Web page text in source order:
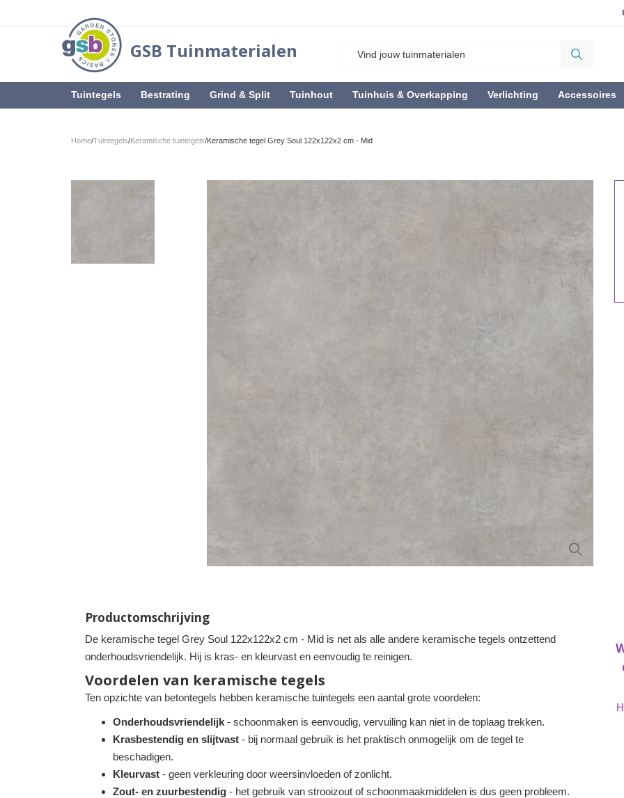
GSB Tuinmaterialen
Tuintegels Bestrating Grind & Split Tuinhout Tuinhuis & Overkapping Verlichting Accessoires
Home/Tuintegels/Keramische tuintegels/Keramische tegel Grey Soul 122x122x2 cm - Mid
Productomschrijving
De keramische tegel Grey Soul 122x122x2 cm - Mid is net als alle andere keramische tegels ontzettend
onderhoudsvriendelijk. Hij is kras- en kleurvast en eenvoudig te reinigen.
Voordelen van keramische tegels
Ten opzichte van betontegels hebben keramische tuintegels een aantal grote voordelen:
Onderhoudsvriendelijk - schoonmaken is eenvoudig, vervuiling kan niet in de toplaag trekken.
Krasbestendig en slijtvast - bij normaal gebruik is het praktisch onmogelijk om de tegel te
beschadigen.
Kleurvast - geen verkleuring door weersinvloeden of zonlicht.
Zout- en zuurbestendig - het gebruik van strooizout of schoonmaakmiddelen is dus geen probleem.